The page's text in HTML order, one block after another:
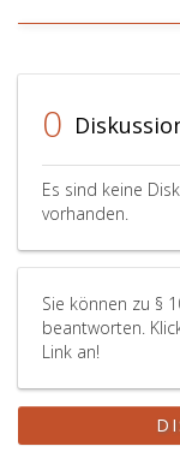
0
Es sind keine
vorhanden.
Sie können zu §
beantworten.
Link an!